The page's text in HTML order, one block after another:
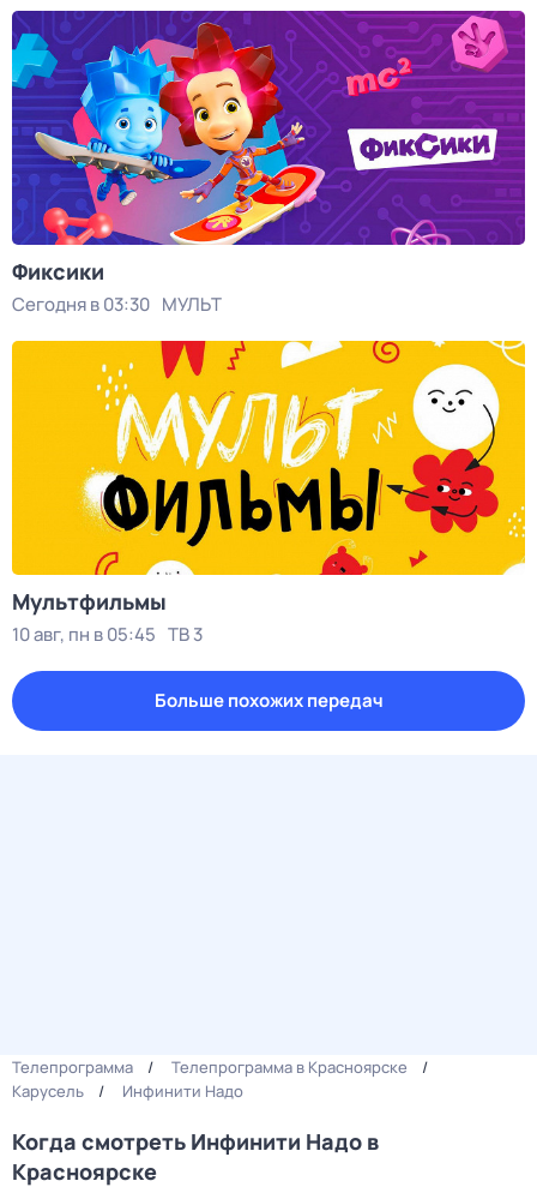
Фиксики
Сегодня в 03:30 МУЛЬТ
Мультфильмы
10 авг, пн в 05:45 ТВ 3
Больше похожих передач
Телепрограмма
Телепрограмма в Красноярске
Карусель
Инфинити Надо
Когда смотреть Инфинити Надо в
Красноярске